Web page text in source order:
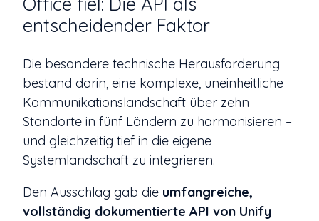
entscheidender Faktor
Die besondere technische Herausforderung
bestand darin, eine komplexe, uneinheitliche
Kommunikationslandschaft über zehn
Standorte in fünf Ländern zu harmonisieren –
und gleichzeitig tief in die eigene
Systemlandschaft zu integrieren.
Den Ausschlag gab die umfangreiche,
vollständig dokumentierte API von Unify